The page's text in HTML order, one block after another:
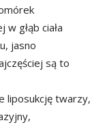
głąb ciała
jasno
są to
liposukcję twarzy,